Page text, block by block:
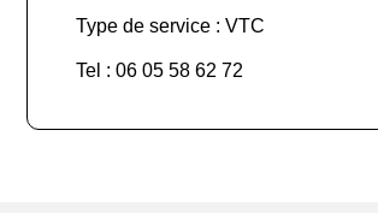
Type de service : VTC
Tel : 06 05 58 62 72